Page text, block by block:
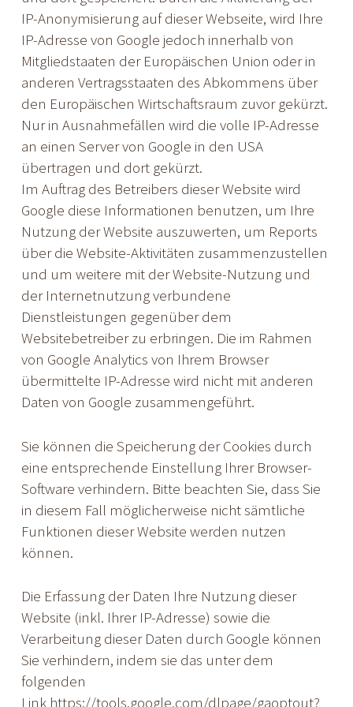
IP-Anonymisierung auf dieser Webseite, wird Ihre
IP-Adresse von Google jedoch innerhalb von
Mitgliedstaaten der Europäischen Union oder in
anderen Vertragsstaaten des Abkommens über
den Europäischen Wirtschaftsraum zuvor gekürzt.
Nur in Ausnahmefällen wird die volle IP-Adresse
an einen Server von Google in den USA
übertragen und dort gekürzt.
Im Auftrag des Betreibers dieser Website wird
Google diese Informationen benutzen, um Ihre
Nutzung der Website auszuwerten, um Reports
über die Website-Aktivitäten zusammenzustellen
und um weitere mit der Website-Nutzung und
der Internetnutzung verbundene
Dienstleistungen gegenüber dem
Websitebetreiber zu erbringen. Die im Rahmen
von Google Analytics von Ihrem Browser
übermittelte IP-Adresse wird nicht mit anderen
Daten von Google zusammengeführt.
Sie können die Speicherung der Cookies durch
eine entsprechende Einstellung Ihrer Browser-
Software verhindern. Bitte beachten Sie, dass Sie
in diesem Fall möglicherweise nicht sämtliche
Funktionen dieser Website werden nutzen
können.
Die Erfassung der Daten Ihre Nutzung dieser
Website (inkl. Ihrer IP-Adresse) sowie die
Verarbeitung dieser Daten durch Google können
Sie verhindern, indem sie das unter dem
folgenden
Link https://tools.google.com/dlpage/gaoptout?